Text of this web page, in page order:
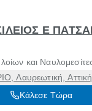
Ε
και
Λαυρεωτική,
Κάλεσε Τώρα